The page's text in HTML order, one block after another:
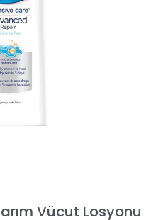
Vücut Losyonu